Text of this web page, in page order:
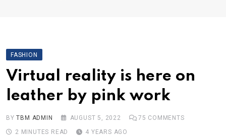
Health
News
Tech
Travel
FASHION
Virtual reality is here on
leather by pink work
BYTBM ADMIN AUGUST 5, 2022 75 COMMENTS
2 MINUTES READ
4 YEARS AGO